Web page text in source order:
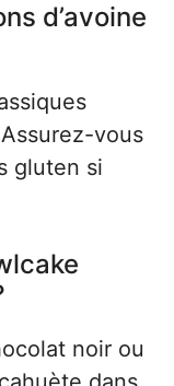
d’avoine
vous
gluten si
noir ou